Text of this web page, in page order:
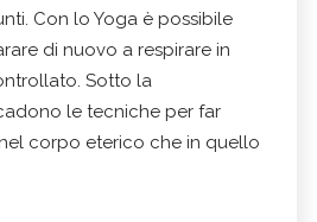
Con lo Yoga è possibile
di nuovo a respirare in
Sotto la
le tecniche per far
corpo eterico che in quello